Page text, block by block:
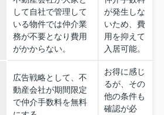
して自社で管理して
いる物件では仲介業
務が不要となり費用
がかからない。
が発生しな
いため、費
用を抑えて
入居可能。
広告戦略として、不
動産会社が期間限定
で仲介手数料を無料
お得に感じ
るが、その
他の条件も
確認が必